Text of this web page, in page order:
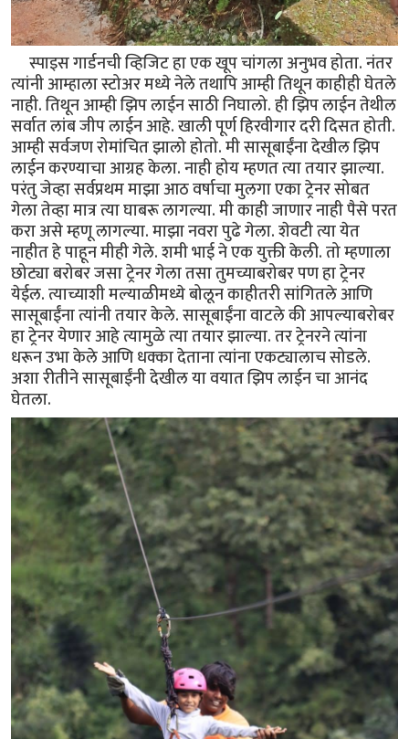
स्पाइस गार्डनची व्हिजिट हा एक खूप चांगला अनुभव होता. नंतर
त्यांनी आम्हाला स्टोअर मध्ये नेले तथापि आम्ही तिथून काहीही घेतले
नाही. तिथून आम्ही झिप लाईन साठी निघालो. ही झिप लाईन तेथील
सर्वात लांब जीप लाईन आहे. खाली पूर्ण हिरवीगार दरी दिसत होती.
आम्ही सर्वजण रोमांचित झालो होतो. मी सासूबाईंना देखील झिप
लाईन करण्याचा आग्रह केला. नाही होय म्हणत त्या तयार झाल्या.
परंतु जेव्हा सर्वप्रथम माझा आठ वर्षाचा मुलगा एका ट्रेनर सोबत
गेला तेव्हा मात्र त्या घाबरू लागल्या. मी काही जाणार नाही पैसे परत
करा असे म्हणू लागल्या. माझा नवरा पुढे गेला. शेवटी त्या येत
नाहीत हे पाहून मीही गेले. शमी भाई ने एक युक्ती केली. तो म्हणाला
छोट्या बरोबर जसा ट्रेनर गेला तसा तुमच्याबरोबर पण हा ट्रेनर
येईल. त्याच्याशी मल्याळीमध्ये बोलून काहीतरी सांगितले आणि
सासूबाईंना त्यांनी तयार केले. सासूबाईंना वाटले की आपल्याबरोबर
हा ट्रेनर येणार आहे त्यामुळे त्या तयार झाल्या. तर ट्रेनरने त्यांना
धरून उभा केले आणि धक्का देताना त्यांना एकट्यालाच सोडले.
अशा रीतीने सासूबाईंनी देखील या वयात झिप लाईन चा आनंद
घेतला.